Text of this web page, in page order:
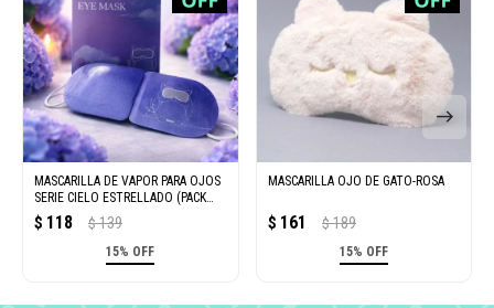
MASCARILLA DE VAPOR PARA OJOS
SERIE CIELO ESTRELLADO (PACK
X1)
$ 118 $ 139
15% OFF
MASCARILLA OJO DE GATO-ROSA
$ 161 $ 189
15% OFF